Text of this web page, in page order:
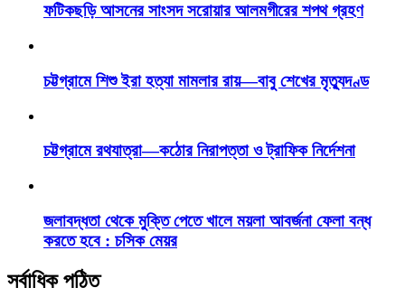
ফটিকছড়ি আসনের সাংসদ সরোয়ার আলমগীরের শপথ গ্রহণ
চট্টগ্রামে শিশু ইরা হত্যা মামলার রায়—বাবু শেখের মৃত্যুদণ্ড
চট্টগ্রামে রথযাত্রা—কঠোর নিরাপত্তা ও ট্রাফিক নির্দেশনা
জলাবদ্ধতা থেকে মুক্তি পেতে খালে ময়লা আবর্জনা ফেলা বন্ধ
করতে হবে : চসিক মেয়র
সর্বাধিক পঠিত